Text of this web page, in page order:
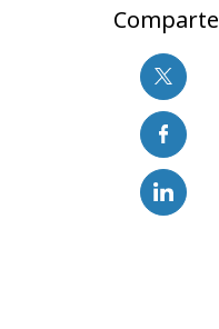
Comparte